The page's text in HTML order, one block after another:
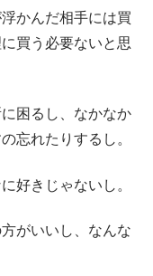
かんだ相手には買
買う必要ないと思
困るし、なかなか
忘れたりするし。
好きじゃないし。
がいいし、なんな